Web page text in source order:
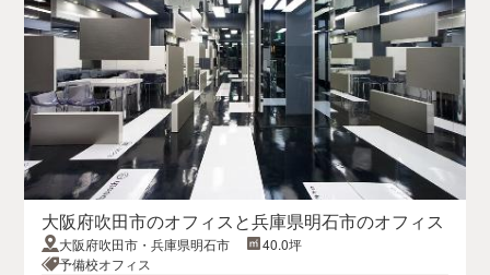
大阪府吹田市のオフィスと兵庫県明石市のオフィス
大阪府吹田市・兵庫県明石市
40.0坪
予備校オフィス